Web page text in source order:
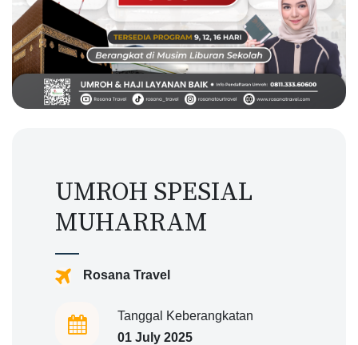
UMROH SPESIAL
MUHARRAM
Rosana Travel
Tanggal Keberangkatan
01 July 2025